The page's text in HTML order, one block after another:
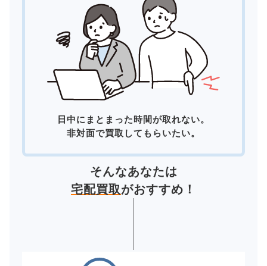
日中にまとまった時間が取れない。
非対面で買取してもらいたい。
そんなあなたは
宅配買取がおすすめ！